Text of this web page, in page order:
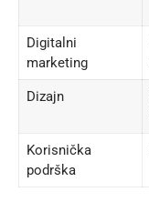
Digitalni
marketing
Dizajn
Korisnička
podrška